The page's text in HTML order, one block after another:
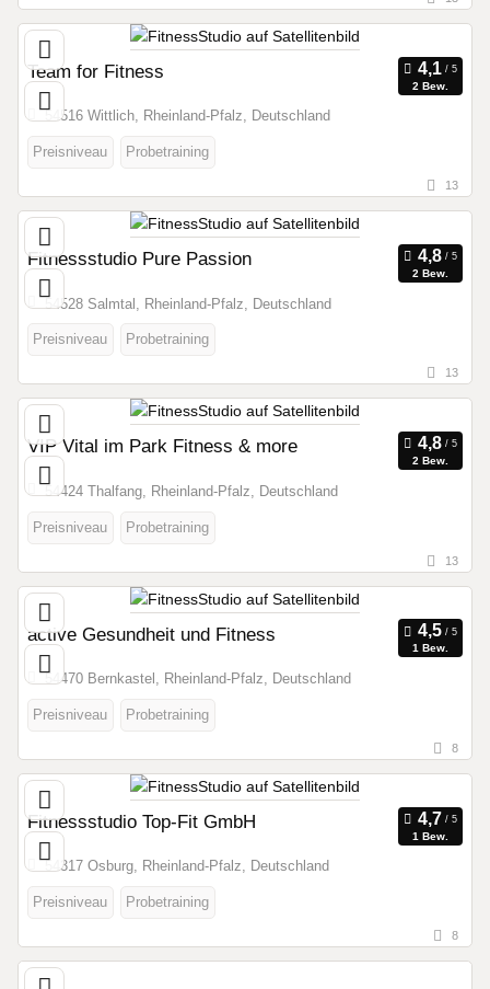
Team for Fitness
2 Bew.
54516 Wittlich, Rheinland-Pfalz, Deutschland
Preisniveau Probetraining
13
Fitnessstudio Pure Passion
2 Bew.
54528 Salmtal, Rheinland-Pfalz, Deutschland
Preisniveau Probetraining
13
VIP Vital im Park Fitness & more
2 Bew.
54424 Thalfang, Rheinland-Pfalz, Deutschland
Preisniveau Probetraining
13
active Gesundheit und Fitness
1 Bew.
54470 Bernkastel, Rheinland-Pfalz, Deutschland
Preisniveau Probetraining
8
Fitnessstudio Top-Fit GmbH
1 Bew.
54317 Osburg, Rheinland-Pfalz, Deutschland
Preisniveau Probetraining
8